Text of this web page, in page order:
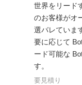
世界をリード
のお客様がオ
選バレていま
要に応じて
ード可能な
す。
要見積り